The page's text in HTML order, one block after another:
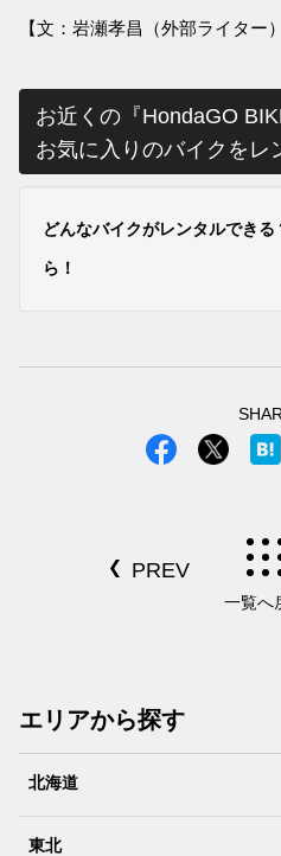
【文：岩瀬孝昌（外部ライター）
お近くの『HondaGO
お気に入りのバイクをレ
どんなバイクがレンタルでき
ら！
一覧へ
エリアから探す
北海道
東北